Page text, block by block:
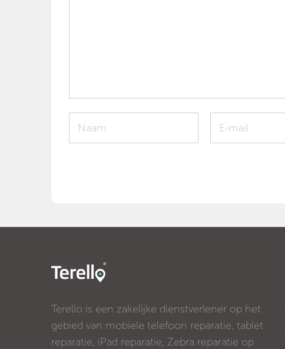
Terello is een zakelijke dienstverlener op het
gebied van mobiele telefoon reparatie, tablet
reparatie, iPad reparatie, Zebra reparatie op